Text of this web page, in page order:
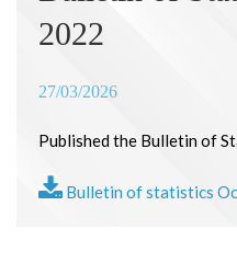
2022
27/03/2026
Published the Bulletin of
Bulletin of statistics